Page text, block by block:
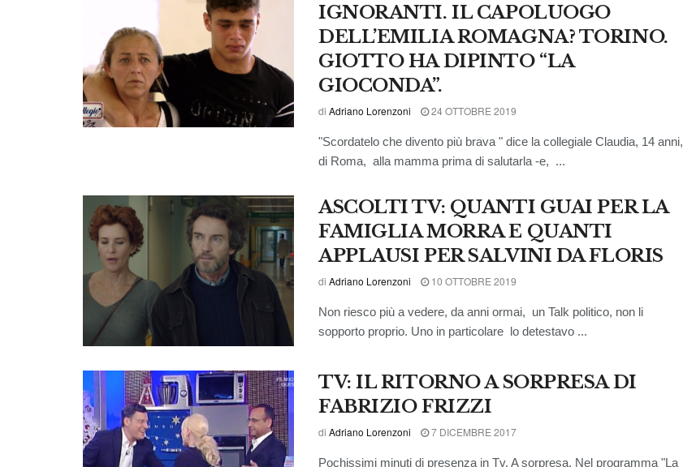
IGNORANTI. IL CAPOLUOGO
DELL’EMILIA ROMAGNA? TORINO.
GIOTTO HA DIPINTO “LA
GIOCONDA”.
di Adriano Lorenzoni 24 OTTOBRE 2019
"Scordatelo che divento più brava " dice la collegiale Claudia, 14 anni,
di Roma, alla mamma prima di salutarla -e, ...
ASCOLTI TV: QUANTI GUAI PER LA
FAMIGLIA MORRA E QUANTI
APPLAUSI PER SALVINI DA FLORIS
di Adriano Lorenzoni 10 OTTOBRE 2019
Non riesco più a vedere, da anni ormai, un Talk politico, non li
sopporto proprio. Uno in particolare lo detestavo ...
TV: IL RITORNO A SORPRESA DI
FABRIZIO FRIZZI
di Adriano Lorenzoni 7 DICEMBRE 2017
Pochissimi minuti di presenza in Tv. A sorpresa. Nel programma "La